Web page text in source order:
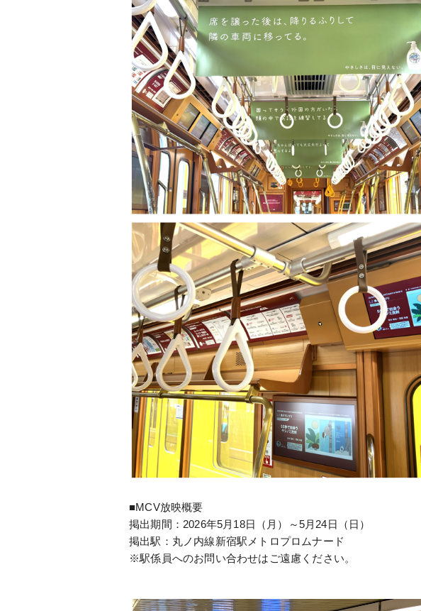
■MCV放映概要
掲出期間：2026年5月18日（月）～5月24日（日）
掲出駅：丸ノ内線新宿駅メトロプロムナード
※駅係員へのお問い合わせはご遠慮ください。